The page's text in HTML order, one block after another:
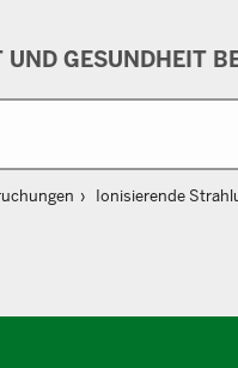
GESUNDHEIT
Ionisierende